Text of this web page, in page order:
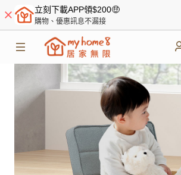
立刻下載APP領$200🤑
購物、優惠訊息不漏接